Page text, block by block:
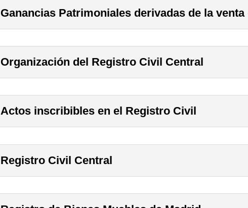
Ganancias Patrimoniales derivadas de la
Organización del Registro Civil Central
Actos inscribibles en el Registro Civil
Registro Civil Central